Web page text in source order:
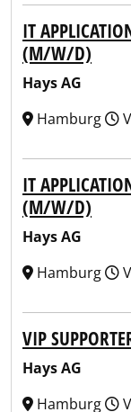
IT
(M/W/D)
Hays AG
Hamburg
IT
(M/W/D)
Hays AG
Hamburg
VIP
Hays AG
Hamburg